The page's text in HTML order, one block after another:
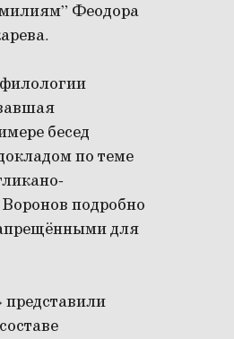
Феодора
бесед
по теме
подробно
для
представили